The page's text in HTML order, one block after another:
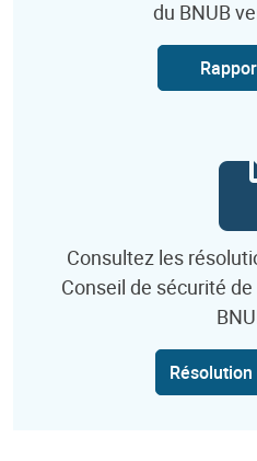
du BNUB
Consultez les
Conseil de sécurité de
Résolution